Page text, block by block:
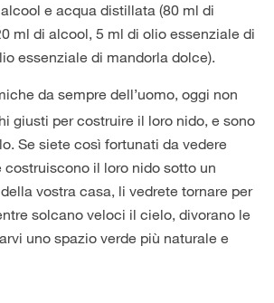
e acqua distillata (80 ml di
ml di alcool, 5 ml di olio essenziale di
essenziale di mandorla dolce).
da sempre dell’uomo, oggi non
giusti per costruire il loro nido, e sono
Se siete così fortunati da vedere
il loro nido sotto un
vostra casa, li vedrete tornare per
solcano veloci il cielo, divorano le
uno spazio verde più naturale e